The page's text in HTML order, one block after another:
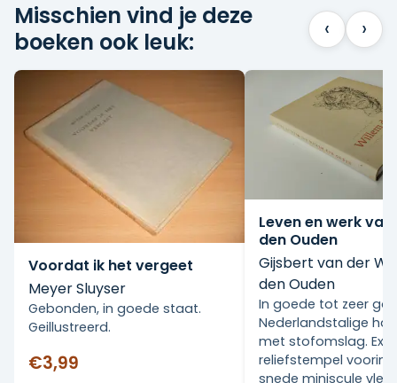
Misschien vind je deze
boeken ook leuk:
‹ ›
Voordat ik het vergeet
Meyer Sluyser
Gebonden, in goede staat.
Geillustreerd.
€3,99
Leven en werk van
den Ouden
Gijsbert van der
den Ouden
In goede tot zeer
Nederlandstalige
met stofomslag. Ex
reliefstempel voorin.
snede miniscule